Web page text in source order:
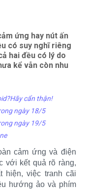
ứng hay nút ấn
có suy nghĩ riêng
hai đều có lý do
kể vẫn còn nhu
cẩn thận!
ngày 18/5
ngày 19/5
cảm ứng và điện
với kết quả rõ ràng,
hiện, việc tranh cãi
hướng ảo và phím